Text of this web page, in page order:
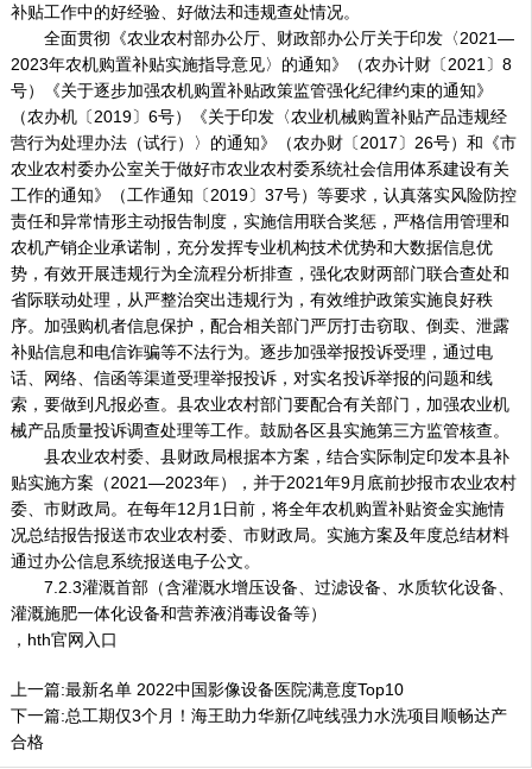
补贴工作中的好经验、好做法和违规查处情况。
全面贯彻《农业农村部办公厅、财政部办公厅关于印发〈2021—
2023年农机购置补贴实施指导意见〉的通知》（农办计财〔2021〕8
号）《关于逐步加强农机购置补贴政策监管强化纪律约束的通知》
（农办机〔2019〕6号）《关于印发〈农业机械购置补贴产品违规经
营行为处理办法（试行）〉的通知》（农办财〔2017〕26号）和《市
农业农村委办公室关于做好市农业农村委系统社会信用体系建设有关
工作的通知》（工作通知〔2019〕37号）等要求，认真落实风险防控
责任和异常情形主动报告制度，实施信用联合奖惩，严格信用管理和
农机产销企业承诺制，充分发挥专业机构技术优势和大数据信息优
势，有效开展违规行为全流程分析排查，强化农财两部门联合查处和
省际联动处理，从严整治突出违规行为，有效维护政策实施良好秩
序。加强购机者信息保护，配合相关部门严厉打击窃取、倒卖、泄露
补贴信息和电信诈骗等不法行为。逐步加强举报投诉受理，通过电
话、网络、信函等渠道受理举报投诉，对实名投诉举报的问题和线
索，要做到凡报必查。县农业农村部门要配合有关部门，加强农业机
械产品质量投诉调查处理等工作。鼓励各区县实施第三方监管核查。
县农业农村委、县财政局根据本方案，结合实际制定印发本县补
贴实施方案（2021—2023年），并于2021年9月底前抄报市农业农村
委、市财政局。在每年12月1日前，将全年农机购置补贴资金实施情
况总结报告报送市农业农村委、市财政局。实施方案及年度总结材料
通过办公信息系统报送电子公文。
7.2.3灌溉首部（含灌溉水增压设备、过滤设备、水质软化设备、
灌溉施肥一体化设备和营养液消毒设备等）
，hth官网入口
上一篇:最新名单 2022中国影像设备医院满意度Top10
下一篇:总工期仅3个月！海王助力华新亿吨线强力水洗项目顺畅达产
合格